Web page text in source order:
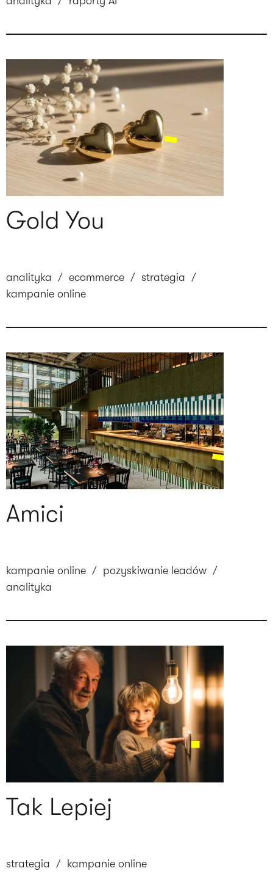
Gold You
analityka / ecommerce / strategia /
kampanie online
Amici
kampanie online / pozyskiwanie leadów /
analityka
Tak Lepiej
strategia / kampanie online